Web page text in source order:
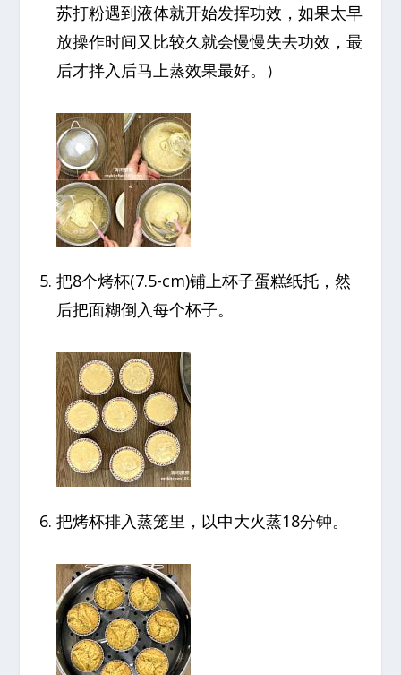
苏打粉遇到液体就开始发挥功效，如果太早
放操作时间又比较久就会慢慢失去功效，最
后才拌入后马上蒸效果最好。）
把8个烤杯(7.5-cm)铺上杯子蛋糕纸托，然
后把面糊倒入每个杯子。
把烤杯排入蒸笼里，以中大火蒸18分钟。